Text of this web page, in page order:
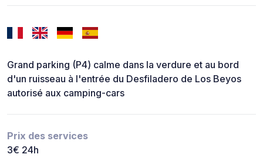
Grand parking (P4) calme dans la verdure et au bord
d'un ruisseau à l'entrée du Desfiladero de Los Beyos
autorisé aux camping-cars
Prix des services
3€ 24h